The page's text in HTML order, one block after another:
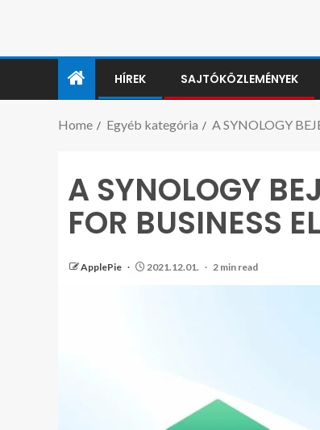
HÍREK SAJTÓKÖZLEMÉNYEK
Home Egyéb kategória A SYNOLOGY
A SYNOLOGY
FOR BUSINESS
ApplePie 2021.12.01. 2 min read